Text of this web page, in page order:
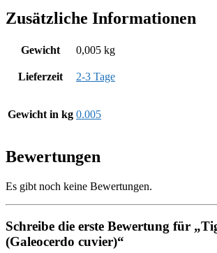
Zusätzliche Informationen
Gewicht 0,005 kg
Lieferzeit 2-3 Tage
Gewicht in kg 0.005
Bewertungen
Es gibt noch keine Bewertungen.
Schreibe die erste Bewertung für
(Galeocerdo cuvier)“